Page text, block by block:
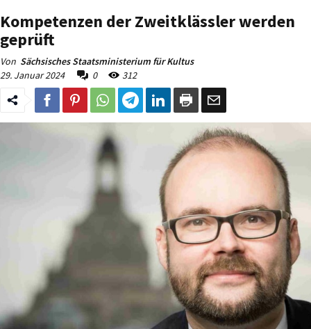
Kompetenzen der Zweitklässler werden
geprüft
Von Sächsisches Staatsministerium für Kultus
29. Januar 2024
0 312